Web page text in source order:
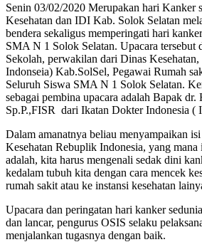
Senin 03/02/2020 Merupakan hari Kanker
Kesehatan dan IDI Kab. Solok Selatan
bendera sekaligus memperingati hari
SMA N 1 Solok Selatan. Upacara tersebut
Sekolah, perwakilan dari Dinas
Indonseia) Kab.SolSel, Pegawai Rumah
Seluruh Siswa SMA N 1 Solok Selatan.
sebagai pembina upacara adalah Bapak dr.
Sp.P.,FISR dari Ikatan Dokter Indonesia (
Dalam amanatnya beliau menyampaikan
Kesehatan Rebuplik Indonesia, yang
adalah, kita harus mengenali sedak dini
kedalam tubuh kita dengan cara mencek
rumah sakit atau ke instansi kesehatan
Upacara dan peringatan hari kanker
dan lancar, pengurus OSIS selaku
menjalankan tugasnya dengan baik.